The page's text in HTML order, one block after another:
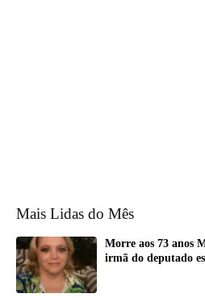
Mais Lidas do Mês
Morre aos 73 anos
irmã do deputado